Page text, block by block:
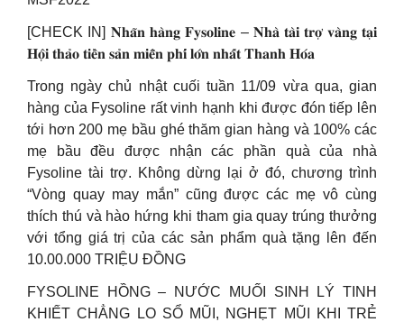
[CHECK IN] 𝐍𝐡𝐚̃𝐧 𝐡𝐚̀𝐧𝐠 𝐅𝐲𝐬𝐨𝐥𝐢𝐧𝐞 – 𝐍𝐡𝐚̀ 𝐭𝐚̀𝐢 𝐭𝐫𝐨̛̣ 𝐯𝐚̀𝐧𝐠 𝐭𝐚̣𝐢
𝐇𝐨̣̂𝐢 𝐭𝐡𝐚̉𝐨 𝐭𝐢𝐞̂̀𝐧 𝐬𝐚̉𝐧 𝐦𝐢𝐞̂̃𝐧 𝐩𝐡𝐢́ 𝐥𝐨̛́𝐧 𝐧𝐡𝐚̂́𝐭 𝐓𝐡𝐚𝐧𝐡 𝐇𝐨́𝐚
Trong ngày chủ nhật cuối tuần 11/09 vừa qua, gian
hàng của Fysoline rất vinh hạnh khi được đón tiếp lên
tới hơn 200 mẹ bầu ghé thăm gian hàng và 100% các
mẹ bầu đều được nhận các phần quà của nhà
Fysoline tài trợ. Không dừng lại ở đó, chương trình
“Vòng quay may mắn” cũng được các mẹ vô cùng
thích thú và hào hứng khi tham gia quay trúng thưởng
với tổng giá trị của các sản phẩm quà tặng lên đến
10.00.000 TRIỆU ĐỒNG
FYSOLINE HỒNG – NƯỚC MUỐI SINH LÝ TINH
KHIẾT CHẲNG LO SỔ MŨI, NGHẸT MŨI KHI TRẺ